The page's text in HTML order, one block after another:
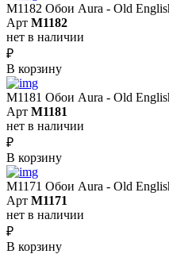
M1182 Обои Aura - Old
Арт M1182
нет в наличии
₽
В корзину
M1181 Обои Aura - Old
Арт M1181
нет в наличии
₽
В корзину
M1171 Обои Aura - Old
Арт M1171
нет в наличии
₽
В корзину